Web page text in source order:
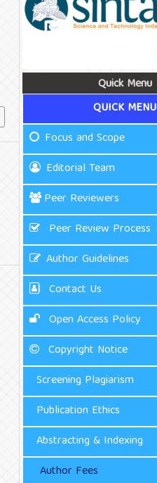
Quick Menu
QUICK MENU
Focus and Scope
Editorial Team
Peer Reviewers
Peer Review Process
Author Guidelines
Contact Us
Open Access Policy
Copyright Notice
Screening Plagiarism
Publication Ethics
Abstracting & Indexing
Author Fees